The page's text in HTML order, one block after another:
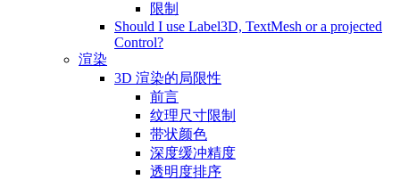
限制
Should I use Label3D, TextMesh or a projected
Control?
渲染
3D 渲染的局限性
前言
纹理尺寸限制
带状颜色
深度缓冲精度
透明度排序